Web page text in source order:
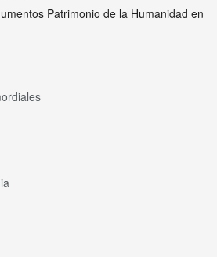
Patrimonio de la Humanidad en